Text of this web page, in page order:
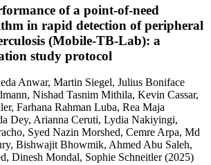
of a point-of-need
in rapid detection of peripheral
(Mobile-TB-Lab): a
study protocol
Anwar, Martin Siegel, Julius Boniface
Nishad Tasnim Mithila, Kevin Cassar,
Farhana Rahman Luba, Rea Maja
Dey, Arianna Ceruti, Lydia Nakiyingi,
Syed Nazin Morshed, Cemre Arpa, Md
Bishwajit Bhowmik, Ahmed Abu Saleh,
Dinesh Mondal, Sophie Schneitler (2025)